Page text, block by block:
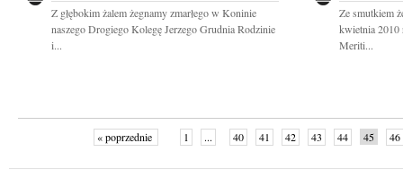
Z głębokim żalem żegnamy zmarłego w Koninie
naszego Drogiego Kolegę Jerzego Grudnia Rodzinie
i...
Ze smutkiem
kwietnia 2010
Meriti...
« poprzednie 1 ... 40 41 42 43 44 45 46